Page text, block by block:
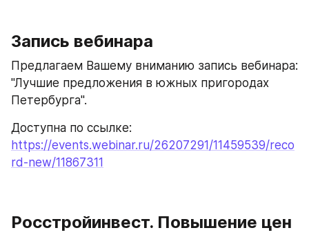
Запись вебинара
Предлагаем Вашему вниманию запись вебинара:
"Лучшие предложения в южных пригородах
Петербурга".
https://events.webinar.ru/26207291/11459539/reco
rd-new/11867311
Росстройинвест. Повышение цен